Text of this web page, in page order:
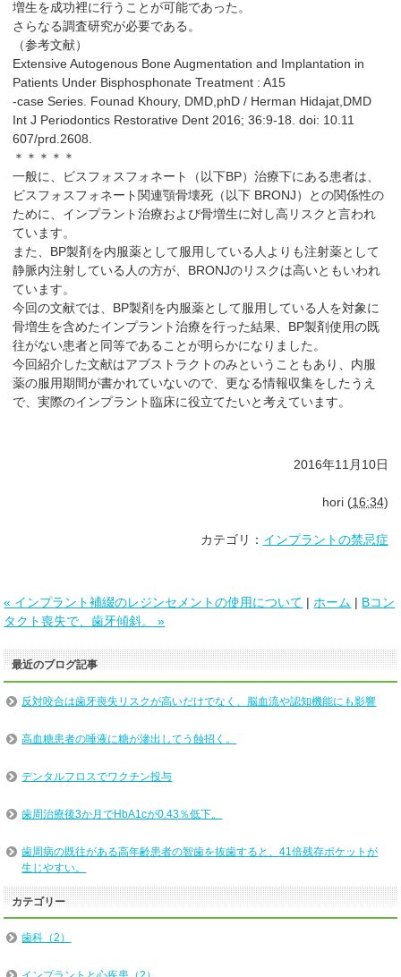
増生を成功裡に行うことが可能であった。
さらなる調査研究が必要である。
（参考文献）
Extensive Autogenous Bone Augmentation and Implantation in
Patients Under Bisphosphonate Treatment : A15
-case Series. Founad Khoury, DMD,phD / Herman Hidajat,DMD
Int J Periodontics Restorative Dent 2016; 36:9-18. doi: 10.11
607/prd.2608.
＊＊＊＊＊
一般に、ビスフォスフォネート（以下BP）治療下にある患者は、
ビスフォスフォネート関連顎骨壊死（以下 BRONJ）との関係性の
ために、インプラント治療および骨増生に対し高リスクと言われ
ています。
また、BP製剤を内服薬として服用している人よりも注射薬として
静脈内注射している人の方が、BRONJのリスクは高いともいわれ
ています。
今回の文献では、BP製剤を内服薬として服用している人を対象に
骨増生を含めたインプラント治療を行った結果、BP製剤使用の既
往がない患者と同等であることが明らかになりました。
今回紹介した文献はアブストラクトのみということもあり、内服
薬の服用期間が書かれていないので、更なる情報収集をしたうえ
で、実際のインプラント臨床に役立てたいと考えています。
2016年11月10日
hori(16:34)
カテゴリ： インプラントの禁忌症
« インプラント補綴のレジンセメントの使用について | ホーム | Bコン
タクト喪失で、歯牙傾斜。 »
最近のブログ記事
反対咬合は歯牙喪失リスクが高いだけでなく、脳血流や認知機能にも影響
高血糖患者の唾液に糖が滲出してう蝕招く。
デンタルフロスでワクチン投与
歯周治療後3か月でHbA1cが0.43％低下。
歯周病の既往がある高年齢患者の智歯を抜歯すると、41倍残存ポケットが
生じやすい。
カテゴリー
歯科（2）